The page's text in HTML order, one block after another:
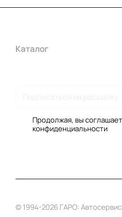
Каталог
Продолжая, вы
конфиденциальности
© 1994-2026 ГАРО: